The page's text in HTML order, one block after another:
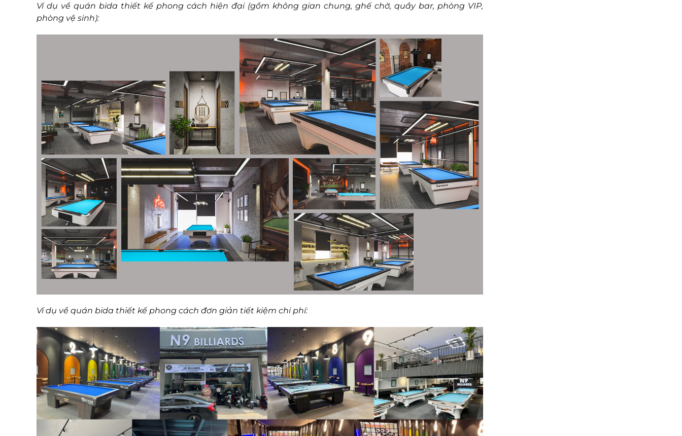
Ví dụ về quán bida thiết kế phong cách hiện đại (gồm không gian chung, ghế chờ, quầy bar, phòng VIP,
phòng vệ sinh):
Ví dụ về quán bida thiết kế phong cách đơn giản tiết kiệm chi phí: